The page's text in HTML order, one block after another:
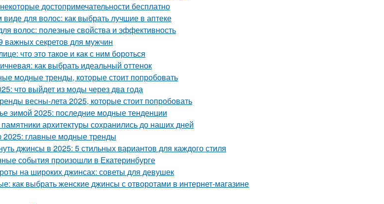
достопримечательности бесплатно
для волос: как выбрать лучшие в аптеке
волос: полезные свойства и эффективность
важных секретов для мужчин
что это такое и как с ним бороться
как выбрать идеальный оттенок
модные тренды, которые стоит попробовать
что выйдет из моды через два года
весны-лета 2025, которые стоит попробовать
зимой 2025: последние модные тенденции
архитектуры сохранились до наших дней
2025: главные модные тренды
джинсы в 2025: 5 стильных вариантов для каждого стиля
события произошли в Екатеринбурге
на широких джинсах: советы для девушек
как выбрать женские джинсы с отворотами в интернет-магазине